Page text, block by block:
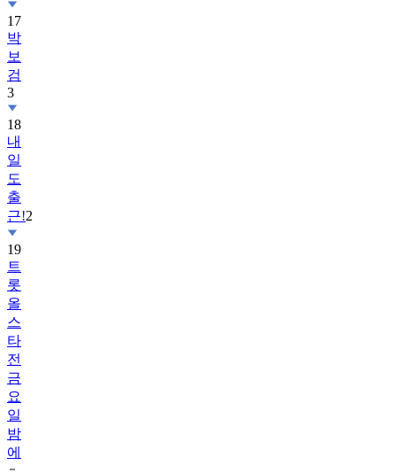
17
박
보
검
3
18
내
일
도
출
근!2
19
트
롯
올
스
타
전
금
요
일
밤
에